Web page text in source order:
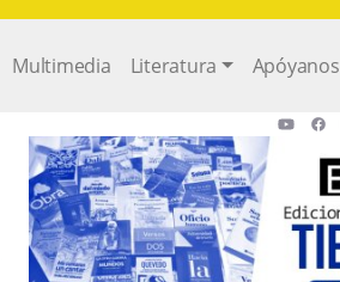
Multimedia Literatura Apóyanos